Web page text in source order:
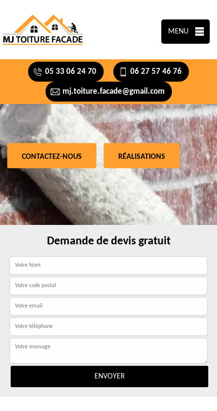
MENU
05 33 06 24 70 06 27 57 46 76
mj.toiture.facade@gmail.com
CONTACTEZ-NOUS RÉALISATIONS
Demande de devis gratuit